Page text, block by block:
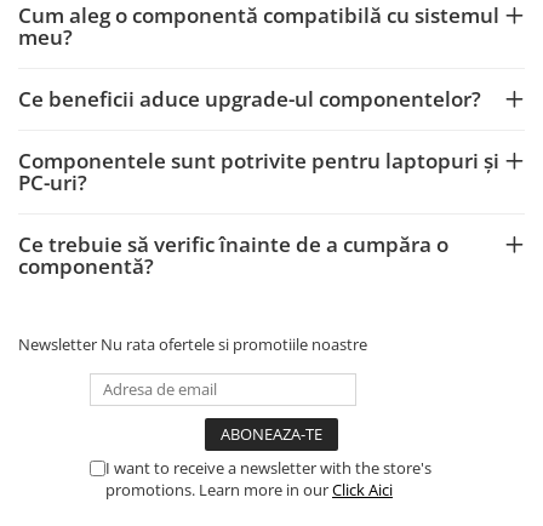
Cum aleg o componentă compatibilă cu sistemul
meu?
Ce beneficii aduce upgrade-ul componentelor?
Componentele sunt potrivite pentru laptopuri și
PC-uri?
Ce trebuie să verific înainte de a cumpăra o
componentă?
Newsletter Nu rata ofertele si promotiile noastre
I want to receive a newsletter with the store's
promotions. Learn more in ourClick Aici